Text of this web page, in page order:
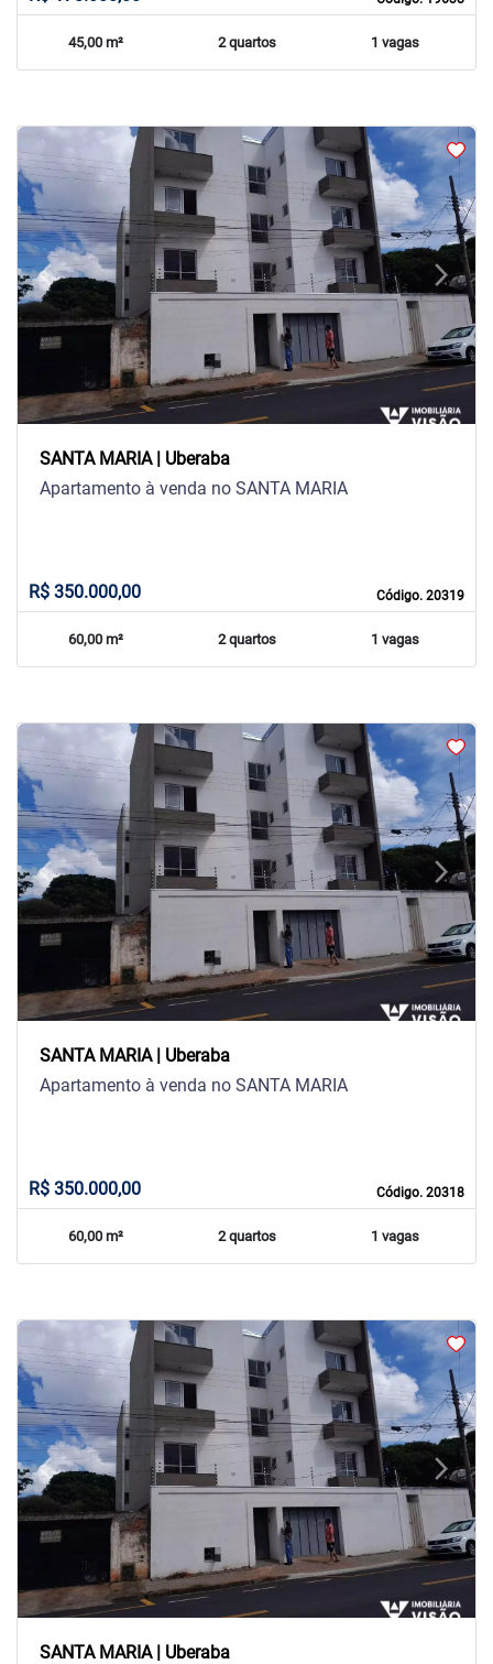
45,00 m² 2 quartos 1 vagas
arrow_back_iosPrevious arrow_forward_ios
Next
SANTA MARIA | Uberaba
Código. 20319
Apartamento à venda no SANTA MARIA
R$ 350.000,00
60,00 m² 2 quartos 1 vagas
arrow_back_iosPrevious arrow_forward_ios
Next
SANTA MARIA | Uberaba
Código. 20318
Apartamento à venda no SANTA MARIA
R$ 350.000,00
60,00 m² 2 quartos 1 vagas
arrow_back_iosPrevious arrow_forward_ios
Next
SANTA MARIA | Uberaba